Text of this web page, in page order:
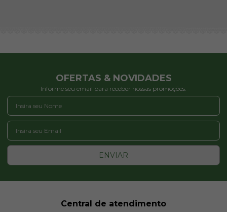
OFERTAS & NOVIDADES
Informe seu email para receber nossas promoções:
ENVIAR
Central de atendimento